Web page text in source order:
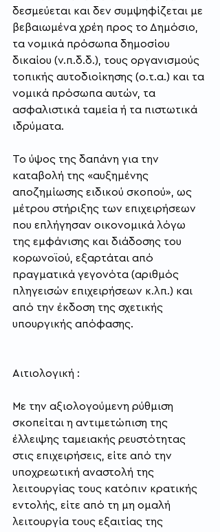
δεσμεύεται και δεν συμψηφίζεται με
βεβαιωμένα χρέη προς το Δημόσιο,
τα νομικά πρόσωπα δημοσίου
δικαίου (ν.π.δ.δ.), τους οργανισμούς
τοπικής αυτοδιοίκησης (ο.τ.α.) και τα
νομικά πρόσωπα αυτών, τα
ασφαλιστικά ταμεία ή τα πιστωτικά
ιδρύματα.
Το ύψος της δαπάνη για την
καταβολή της «αυξημένης
αποζημίωσης ειδικού σκοπού», ως
μέτρου στήριξης των επιχειρήσεων
που επλήγησαν οικονομικά λόγω
της εμφάνισης και διάδοσης του
κορωνοϊού, εξαρτάται από
πραγματικά γεγονότα (αριθμός
πληγεισών επιχειρήσεων κ.λπ.) και
από την έκδοση της σχετικής
υπουργικής απόφασης.
Αιτιολογική :
Με την αξιολογούμενη ρύθμιση
σκοπείται η αντιμετώπιση της
έλλειψης ταμειακής ρευστότητας
στις επιχειρήσεις, είτε από την
υποχρεωτική αναστολή της
λειτουργίας τους κατόπιν κρατικής
εντολής, είτε από τη μη ομαλή
λειτουργία τους εξαιτίας της